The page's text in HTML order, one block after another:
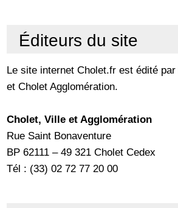
Éditeurs du site
Le site internet Cholet.fr est édité
et Cholet Agglomération.
Cholet, Ville et Agglomération
Rue Saint Bonaventure
BP 62111 – 49 321 Cholet Cedex
Tél : (33) 02 72 77 20 00